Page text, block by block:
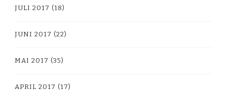
JULI 2017 (18)
JUNI 2017 (22)
MAI 2017 (35)
APRIL 2017 (17)